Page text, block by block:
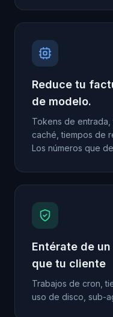
Reduce tu
de modelo.
Tokens de
caché, tiempos de
Los números que
Entérate de
que tu cliente
Trabajos de cron,
uso de disco, sub-